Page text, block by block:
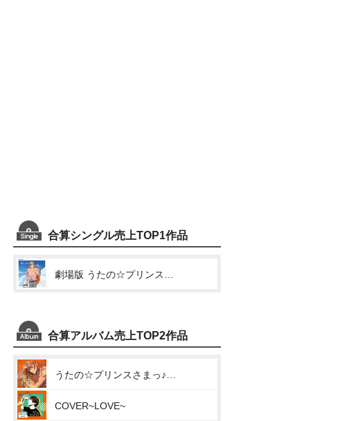
合算シングル売上TOP1作品
合算アルバム売上TOP2作品
COVER~LOVE~